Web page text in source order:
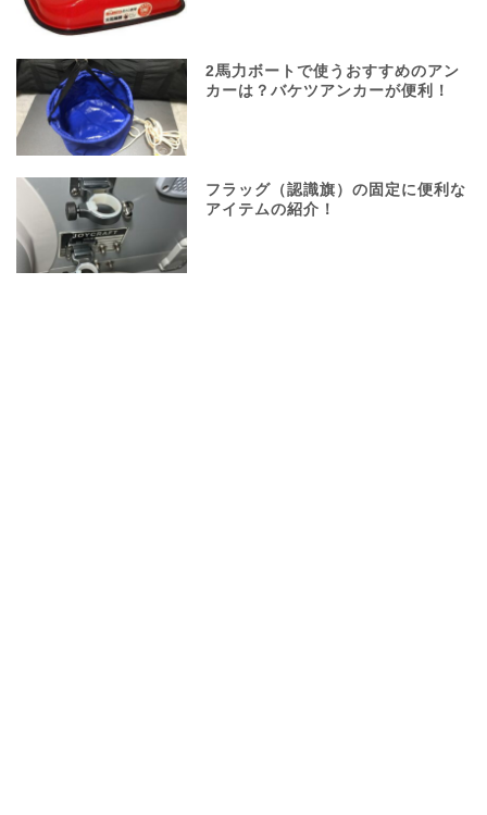
2馬力ボートで使うおすすめのアン
カーは？バケツアンカーが便利！
フラッグ（認識旗）の固定に便利な
アイテムの紹介！